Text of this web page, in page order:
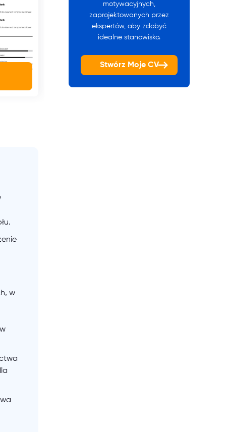
w
motywacyjnych,
zaprojektowanych przez
ekspertów, aby zdobyć
idealne stanowisko.
Stwórz Moje CV